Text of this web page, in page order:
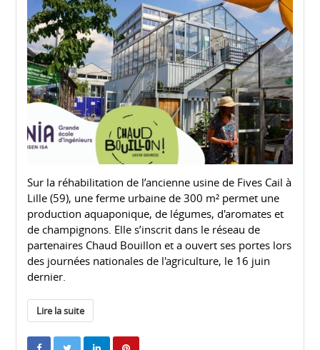
Sur la réhabilitation de l’ancienne usine de Fives Cail à
Lille (59), une ferme urbaine de 300 m² permet une
production aquaponique, de légumes, d'aromates et
de champignons. Elle s’inscrit dans le réseau de
partenaires Chaud Bouillon et a ouvert ses portes lors
des journées nationales de l'agriculture, le 16 juin
dernier.
Lire la suite